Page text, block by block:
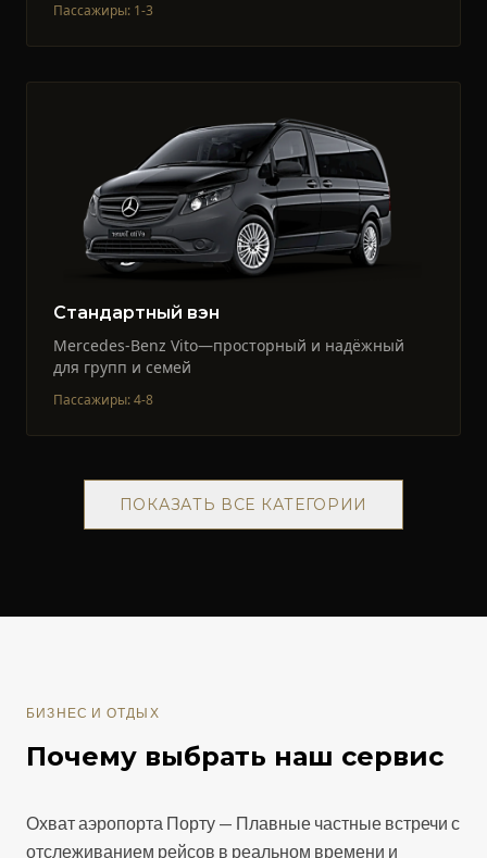
Пассажиры: 1-3
Стандартный вэн
Mercedes-Benz Vito—просторный и надёжный
для групп и семей
Пассажиры:4-8
ПОКАЗАТЬ ВСЕ КАТЕГОРИИ
БИЗНЕС И ОТДЫХ
Почему выбрать наш сервис
Охват аэропорта Порту — Плавные частные встречи с
отслеживанием рейсов в реальном времени и